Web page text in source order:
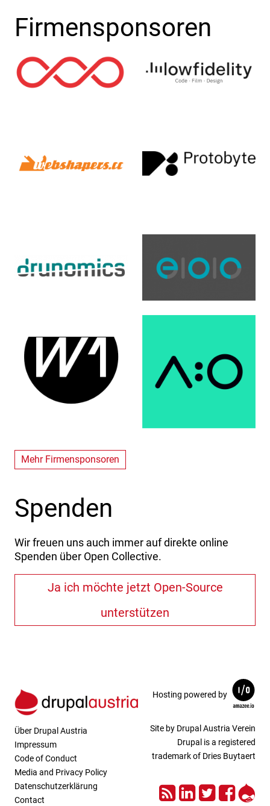
Firmensponsoren
Mehr Firmensponsoren
Spenden
Wir freuen uns auch immer auf direkte online
Spenden über Open Collective.
Ja ich möchte jetzt Open-Source
unterstützen
Über Drupal Austria
Impressum
Code of Conduct
Media and Privacy Policy
Datenschutzerklärung
Contact
Hosting powered by
Site by Drupal Austria Verein
Drupal is a registered
trademark of Dries Buytaert
RSSLinkedIn
Twitter